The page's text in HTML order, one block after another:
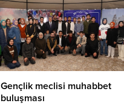
Gençlik meclisi muhabbet
buluşması